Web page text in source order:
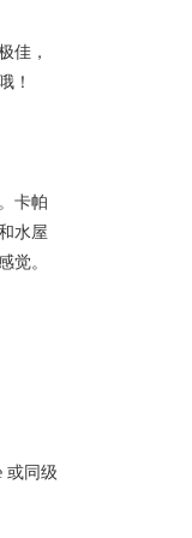
佳，
！
卡帕
水屋
觉。
或同级